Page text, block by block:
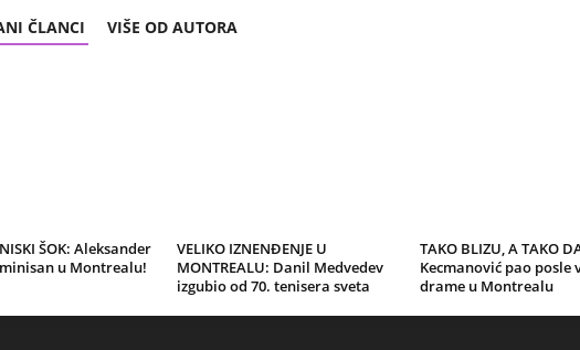
ČLANCI VIŠE OD AUTORA
ŠOK: Aleksander
u Montrealu!
VELIKO IZNENĐENJE U
MONTREALU: Danil Medvedev
izgubio od 70. tenisera sveta
TAKO BLIZU, A TAKO
Kecmanović pao posle
drame u Montrealu